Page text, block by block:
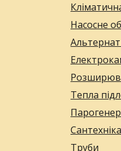
Насосне
Тепла
Сантехніка
Труби